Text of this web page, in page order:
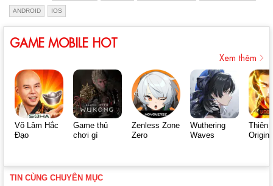
ANDROID IOS
GAME MOBILE HOT
Xem thêm
Võ Lâm Hắc
Đạo
Game thủ
chơi gì
Zenless Zone
Zero
Wuthering
Waves
Thiên
Origin
TIN CÙNG CHUYÊN MỤC